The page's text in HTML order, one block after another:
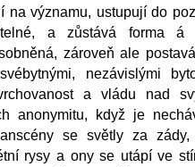
na významu, ustupují do
a zůstává forma
zároveň ale
nezávislými
a vládu nad
anonymitu, když je
se světly za
rysy a ony se utápí ve